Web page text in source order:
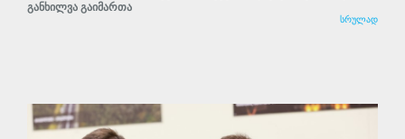
განხილვა გაიმართა
სრულად